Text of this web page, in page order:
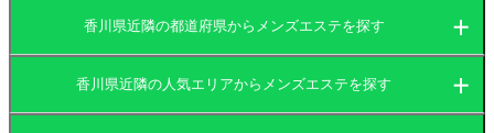
提供するためのメンズエステ店（メンエス）も多く
営業しています。特に高松駅周辺や繁華街である丸
亀町商店街、瓦町駅周辺などに集中しており、アク
セスの良さが特徴です。瀬戸内の穏やかな雰囲気に
香川県近隣の都道府県からメンズエステを探す
愛媛県 香川県
香川県近隣の人気エリアからメンズエステを探す